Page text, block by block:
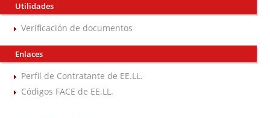
Utilidades
Verificación de documentos
Enlaces
Perfil de Contratante de EE.LL.
Códigos FACE de EE.LL.